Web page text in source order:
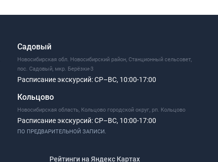
Садовый
Новосибирская обл. Новосибирский район, Станционный сельсовет,
пос. Садовый, мкр. Берёзки-3
Расписание экскурсий:СР–ВС, 10:00-17:00
Кольцово
Новосибирская область, Кольцово городской округ, рп. Кольцово
Расписание экскурсий:СР–ВС, 10:00-17:00
ПО ПРЕДВАРИТЕЛЬНОЙ ЗАПИСИ.
Рейтинги на Яндекс Картах